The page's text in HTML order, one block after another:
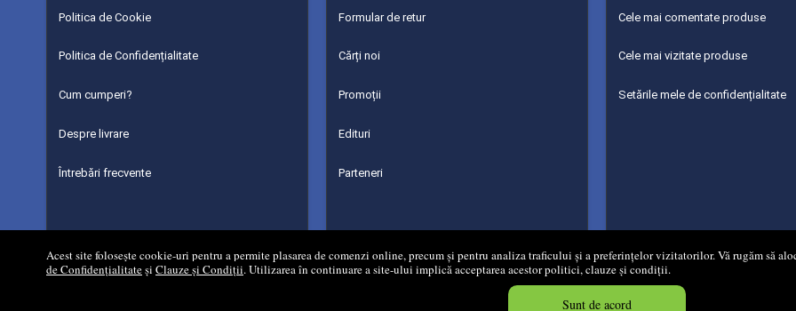
Acest site folosește cookie-uri pentru a permite plasarea de comenzi online, precum și pentru analiza traficului și a preferințelor vizitatorilor. Vă rugăm să
de Confidențialitateși Clauze și Condiții. Utilizarea în continuare a site-ului implică acceptarea acestor politici, clauze și condiții.
Sunt de acord
Politica de Cookie
Politica de Confidențialitate
Cum cumperi?
Despre livrare
Întrebări frecvente
Formular de retur
Cărți noi
Promoții
Edituri
Parteneri
Cele mai comentate produse
Cele mai vizitate produse
Setările mele de confidențialitate
© 2008 - 2026 Mg Net Distribution Srl Magazin online